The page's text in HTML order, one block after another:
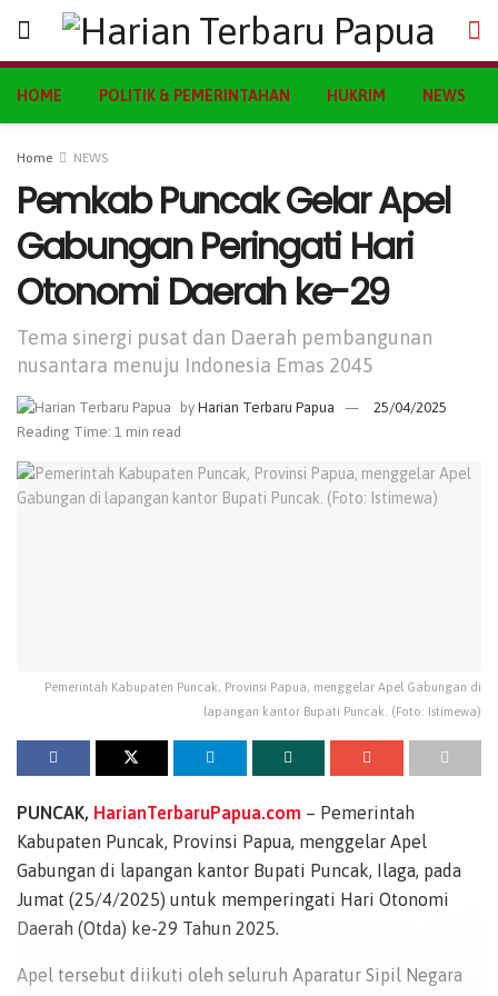
HOME POLITIK & PEMERINTAHAN HUKRIM NEWS
Home NEWS
Pemkab Puncak Gelar Apel
Gabungan Peringati Hari
Otonomi Daerah ke-29
Tema sinergi pusat dan Daerah pembangunan
nusantara menuju Indonesia Emas 2045
by Harian Terbaru Papua
25/04/2025
Reading Time: 1 min read
Pemerintah Kabupaten Puncak, Provinsi Papua, menggelar Apel Gabungan di
lapangan kantor Bupati Puncak. (Foto: Istimewa)
PUNCAK, HarianTerbaruPapua.com – Pemerintah
Kabupaten Puncak, Provinsi Papua, menggelar Apel
Gabungan di lapangan kantor Bupati Puncak, Ilaga, pada
Jumat (25/4/2025) untuk memperingati Hari Otonomi
Daerah (Otda) ke-29 Tahun 2025.
Apel tersebut diikuti oleh seluruh Aparatur Sipil Negara